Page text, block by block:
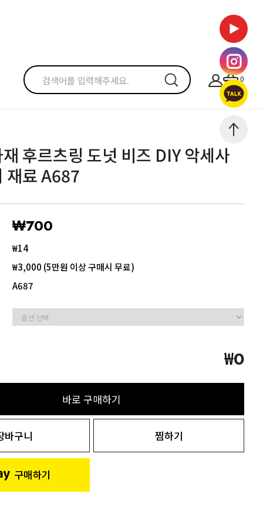
0
후르츠링 도넛 비즈 DIY 악세사
재료 A687
₩700
₩14
₩3,000 (5만원 이상 구매시 무료)
A687
₩0
바로 구매하기
바구니 찜하기